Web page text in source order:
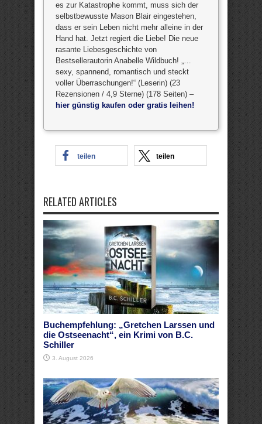
es zur Katastrophe kommt, muss sich der
selbstbewusste Mason Blair eingestehen,
dass er sein Leben nicht mehr alleine in der
Hand hat. Jetzt regiert die Liebe! Die neue
rasante Liebesgeschichte von
Bestsellerautorin Anabelle Wildbuch! „…
sexy, spannend, romantisch und steckt
voller Überraschungen!“ (Leserin) (23
Rezensionen / 4,9 Sterne) (178 Seiten) –
hier günstig kaufen oder gratis leihen!
teilen teilen
RELATED ARTICLES
Buchempfehlung: „Gretchen Larssen und
die Ostseenacht“, ein Krimi von B.C.
Schiller
3. August 2026